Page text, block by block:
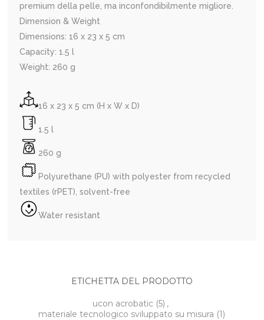
premium della pelle, ma inconfondibilmente migliore.
Dimension & Weight
Dimensions: 16 x 23 x 5 cm
Capacity: 1.5 l
Weight: 260 g
16 x 23 x 5 cm (H x W x D)
1.5 l
260 g
Polyurethane (PU) with polyester from recycled
textiles (rPET), solvent-free
Water resistant
ETICHETTA DEL PRODOTTO
ucon acrobatic (5) ,
materiale tecnologico sviluppato su misura (1)